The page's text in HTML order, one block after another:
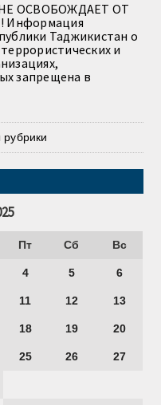
ОСВОБОЖДАЕТ ОТ
Таджикистан о
и
запрещена в
Пт Сб Вс
4 5 6
11 12 13
18 19 20
25 26 27